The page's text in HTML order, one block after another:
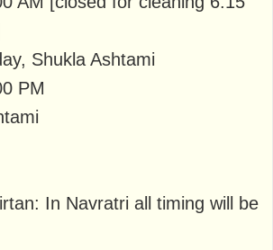
Shukla Ashtami
PM
In Navratri all timing will be